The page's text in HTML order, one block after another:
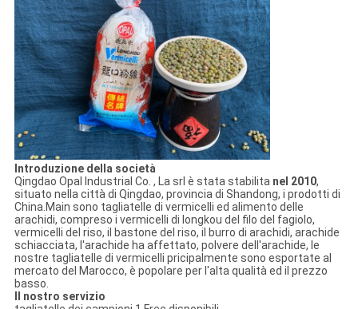
Introduzione della società
Qingdao Opal Industrial Co. , La srl è stata stabilita nel 2010,
situato nella città di Qingdao, provincia di Shandong, i prodotti di
China.Main sono tagliatelle di vermicelli ed alimento delle
arachidi, compreso i vermicelli di longkou del filo del fagiolo,
vermicelli del riso, il bastone del riso, il burro di arachidi, arachide
schiacciata, l'arachide ha affettato, polvere dell'arachide, le
nostre tagliatelle di vermicelli pricipalmente sono esportate al
mercato del Marocco, è popolare per l'alta qualità ed il prezzo
basso.
Il nostro servizio